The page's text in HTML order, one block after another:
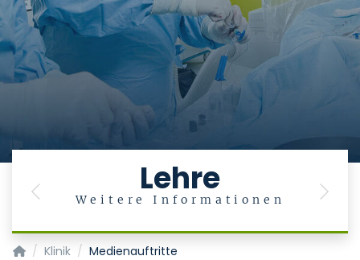
Lehre
Weitere Informationen
Previous Next
Klinik für Diagnostische und Interventionelle Neuroradiologie
Klinik Medienauftritte